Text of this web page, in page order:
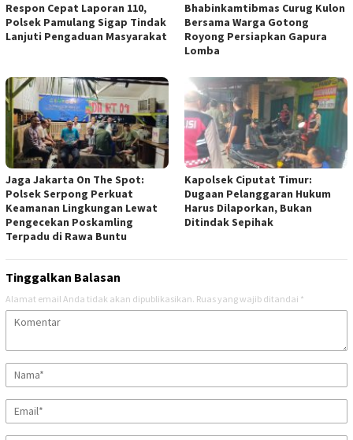
Respon Cepat Laporan 110,
Polsek Pamulang Sigap Tindak
Lanjuti Pengaduan Masyarakat
Bhabinkamtibmas Curug Kulon
Bersama Warga Gotong
Royong Persiapkan Gapura
Lomba
Jaga Jakarta On The Spot:
Polsek Serpong Perkuat
Keamanan Lingkungan Lewat
Pengecekan Poskamling
Terpadu di Rawa Buntu
Kapolsek Ciputat Timur:
Dugaan Pelanggaran Hukum
Harus Dilaporkan, Bukan
Ditindak Sepihak
Tinggalkan Balasan
Alamat email Anda tidak akan dipublikasikan. Ruas yang wajib ditandai *